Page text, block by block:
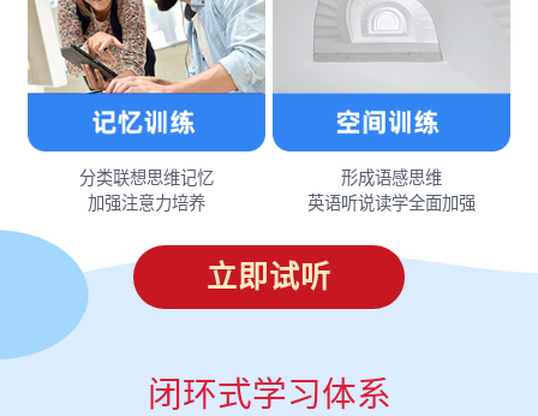
分类联想思维记忆
加强注意力培养
形成语感思维
英语听说读学全面加强
立即试听
闭环式学习体系